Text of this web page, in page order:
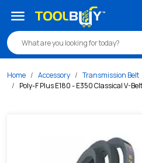
menu
Home Accessory Transmission Belt
Poly-F Plus E180 - E350 Classical V-
/s/poly-f-plus-e180-e350-